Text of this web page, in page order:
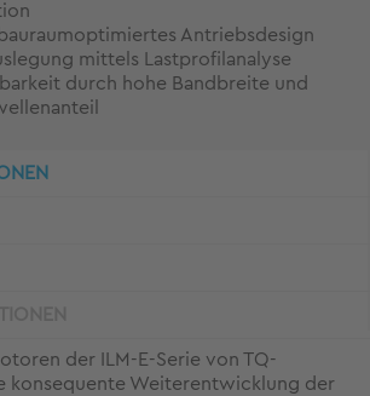
Antriebsdesign
mittels Lastprofilanalyse
durch hohe Bandbreite und
der ILM-E-Serie von TQ-
konsequente Weiterentwicklung der